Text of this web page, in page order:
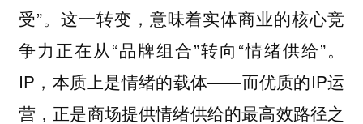
受”。这一转变，意味着实体商业的核心竞
争力正在从“品牌组合”转向“情绪供给”。
IP，本质上是情绪的载体——而优质的IP运
营，正是商场提供情绪供给的最高效路径之